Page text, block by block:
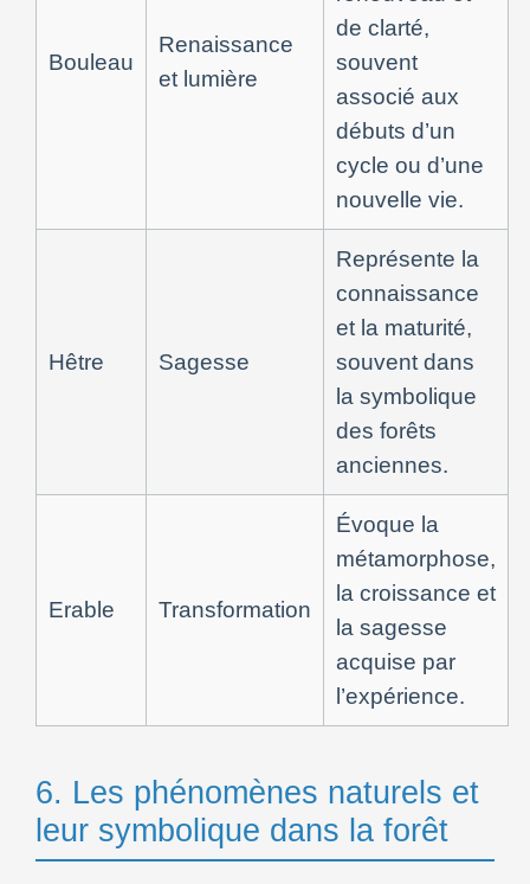
Bouleau
Renaissance
et lumière
de clarté,
souvent
associé aux
débuts d’un
cycle ou d’une
nouvelle vie.
Hêtre Sagesse
Représente la
connaissance
et la maturité,
souvent dans
la symbolique
des forêts
anciennes.
Erable Transformation
Évoque la
métamorphose,
la croissance et
la sagesse
acquise par
l’expérience.
6. Les phénomènes naturels et
leur symbolique dans la forêt